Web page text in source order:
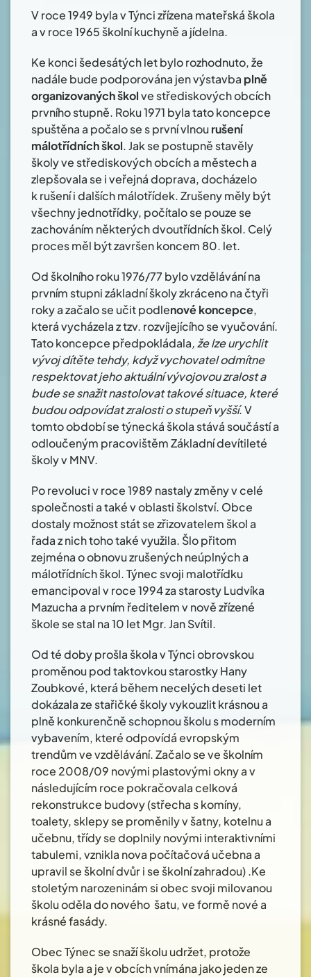
V roce 1949 byla v Týnci zřízena mateřská škola
a v roce 1965 školní kuchyně a jídelna.
Ke konci šedesátých let bylo rozhodnuto, že
nadále bude podporována jen výstavba plně
organizovaných školve střediskových obcích
prvního stupně. Roku 1971 byla tato koncepce
spuštěna a počalo se s první vlnourušení
málotřídních škol. Jak se postupně stavěly
školy ve střediskových obcích a městech a
zlepšovala se i veřejná doprava, docházelo
k rušení i dalších málotřídek. Zrušeny měly být
všechny jednotřídky, počítalo se pouze se
zachováním některých dvoutřídních škol. Celý
proces měl být završen koncem 80. let.
Od školního roku 1976/77 bylo vzdělávání na
prvním stupni základní školy zkráceno na čtyři
roky a začalo se učit podlenové koncepce,
která vycházela z tzv. rozvíjejícího se vyučování.
Tato koncepce předpokládala, že lze urychlit
vývoj dítěte tehdy, když vychovatel odmítne
respektovat jeho aktuální vývojovou zralost a
bude se snažit nastolovat takové situace, které
budou odpovídat zralosti o stupeň vyšší. V
tomto období se týnecká škola stává součástí a
odloučeným pracovištěm Základní devítileté
školy v MNV.
Po revoluci v roce 1989 nastaly změny v celé
společnosti a také v oblasti školství. Obce
dostaly možnost stát se zřizovatelem škol a
řada z nich toho také využila. Šlo přitom
zejména o obnovu zrušených neúplných a
málotřídních škol. Týnec svoji malotřídku
emancipoval v roce 1994 za starosty Ludvíka
Mazucha a prvním ředitelem v nově zřízené
škole se stal na 10 let Mgr. Jan Svítil.
Od té doby prošla škola v Týnci obrovskou
proměnou pod taktovkou starostky Hany
Zoubkové, která během necelých deseti let
dokázala ze stařičké školy vykouzlit krásnou a
plně konkurenčně schopnou školu s moderním
vybavením, které odpovídá evropským
trendům ve vzdělávání. Začalo se ve školním
roce 2008/09 novými plastovými okny a v
následujícím roce pokračovala celková
rekonstrukce budovy (střecha s komíny,
toalety, sklepy se proměnily v šatny, kotelnu a
učebnu, třídy se doplnily novými interaktivními
tabulemi, vznikla nova počítačová učebna a
upravil se školní dvůr i se školní zahradou) .Ke
stoletým narozeninám si obec svoji milovanou
školu oděla do nového šatu, ve formě nové a
krásné fasády.
Obec Týnec se snaží školu udržet, protože
škola byla a je v obcích vnímána jako jeden ze